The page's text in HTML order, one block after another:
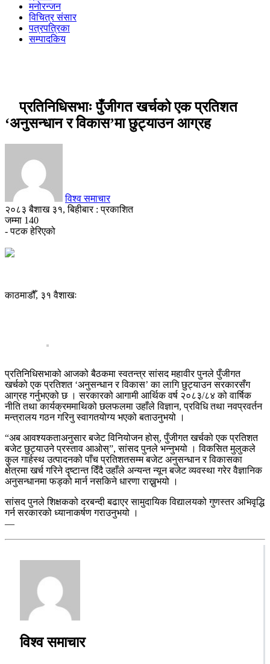
मनोरन्जन
विचित्र संसार
पत्रपत्रिका
सम्पादकिय
प्रतिनिधिसभाः पुँजीगत खर्चको एक प्रतिशत
‘अनुसन्धान र विकास’मा छुट्याउन आग्रह
विश्व समाचार
२०८३ बैशाख ३१, बिहीबार : प्रकाशित
जम्मा 140
- पटक हेरिएको
काठमाडौँ, ३१ वैशाखः
प्रतिनिधिसभाको आजको बैठकमा स्वतन्त्र सांसद महावीर पुनले पुँजीगत
खर्चको एक प्रतिशत ‘अनुसन्धान र विकास’ का लागि छुट्याउन सरकारसँग
आग्रह गर्नुभएको छ । सरकारको आगामी आर्थिक वर्ष २०८३/८४ को वार्षिक
नीति तथा कार्यक्रममाथिको छलफलमा उहाँले विज्ञान, प्रविधि तथा नवप्रवर्तन
मन्त्रालय गठन गरिनु स्वागतयोग्य भएको बताउनुभयो ।
“अब आवश्यकताअनुसार बजेट विनियोजन होस्, पुँजीगत खर्चको एक प्रतिशत
बजेट छुट्याउने प्रस्ताव आओस्”, सांसद पुनले भन्नुभयो । विकसित मुलुकले
कुल गार्हस्थ उत्पादनको पाँच प्रतिशतसम्म बजेट अनुसन्धान र विकासका
क्षेत्रमा खर्च गरिने दृष्टान्त दिँदै उहाँले अन्यन्त न्यून बजेट व्यवस्था गरेर वैज्ञानिक
अनुसन्धानमा फड्को मार्न नसकिने धारणा राख्नुभयो ।
सांसद पुनले शिक्षकको दरबन्दी बढाएर सामुदायिक विद्यालयको गुणस्तर अभिवृद्धि
गर्न सरकारको ध्यानाकर्षण गराउनुभयो ।
—
विश्व समाचार